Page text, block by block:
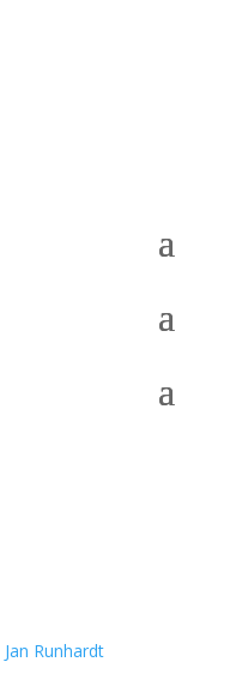
Jan Runhardt